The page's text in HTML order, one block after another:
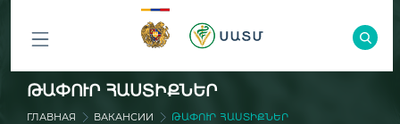
ԲՈԼՈՐ
ԲԱԺԻՆՆԵՐԸ
ԹԱՓՈՒՐ ՀԱՍՏԻՔՆԵՐ
ГЛАВНАЯ ВАКАНСИИ ԹԱՓՈՒՐ ՀԱՍՏԻՔՆԵՐ